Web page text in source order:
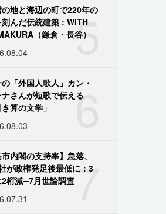
5
地と海辺の町で220年の
んだ伝統建築 : WITH
（鎌倉・長谷）
6
「外国人歌人」カン・
さんが短歌で伝える
き算の文学」
7
市内閣の支持率】急落、
が政権発足後最低に：3
桁減─7月世論調査